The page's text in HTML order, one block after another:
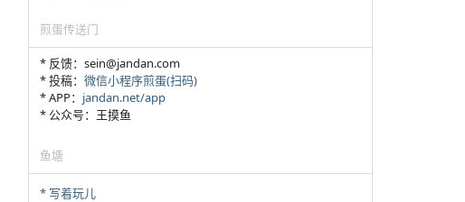
煎蛋传送门
* 反馈：sein@jandan.com
* 投稿： 微信小程序煎蛋(扫码)
* APP： jandan.net/app
* 公众号：王摸鱼
鱼塘
* 写着玩儿